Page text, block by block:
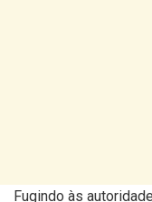
Fugindo às